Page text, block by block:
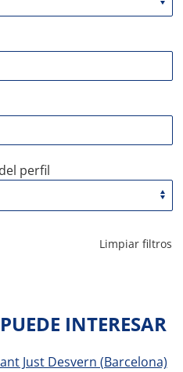
perfil
Limpiar filtros
INTERESAR
Just Desvern (Barcelona)